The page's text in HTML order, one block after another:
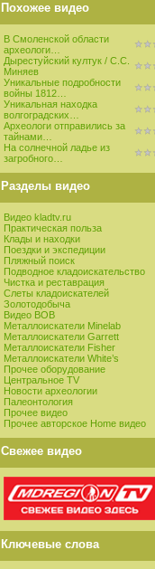
Похожее видео
В Смоленской области
археологи…
Дырестуйский култук / С.С.
Миняев
Уникальные подробности
войны 1812…
Уникальная находка
волгоградских…
Археологи отправились за
тайнами…
На солнечной ладье из
загробного…
Разделы видео
Видео kladtv.ru
Практическая польза
Клады и находки
Поездки и экспедиции
Пляжный поиск
Подводное кладоискательство
Чистка и реставрация
Слеты кладоискателей
Золотодобыча
Видео ВОВ
Металлоискатели Minelab
Металлоискатели Garrett
Металлоискатели Fisher
Металлоискатели White’s
Прочее оборудование
Центральное TV
Новости археологии
Палеонтология
Прочее видео
Прочее авторское Home видео
Свежее видео
Ключевые слова